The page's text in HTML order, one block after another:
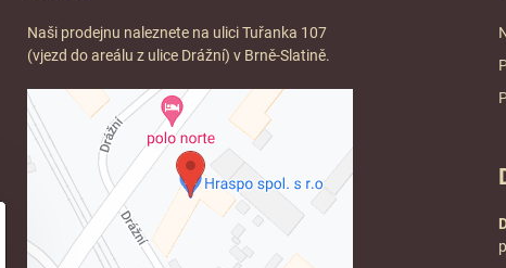
Naši prodejnu naleznete na ulici Tuřanka 107
(vjezd do areálu z ulice Drážní) v Brně-Slatině.